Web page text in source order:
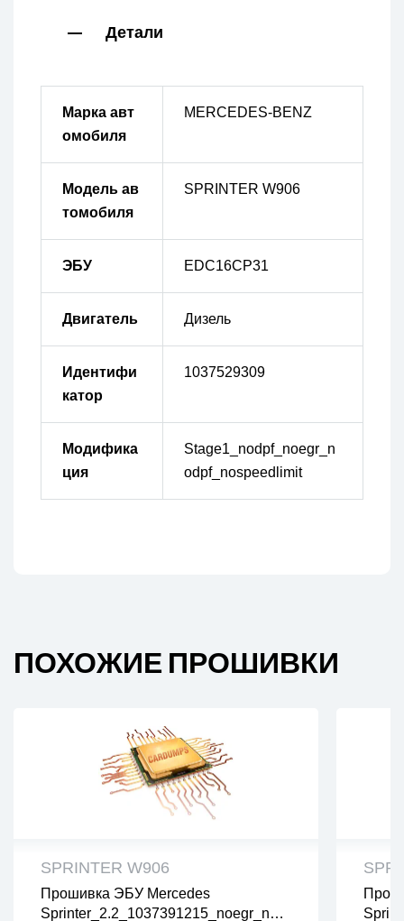
Детали
Марка авт
омобиля
MERCEDES-BENZ
Модель ав
томобиля
SPRINTER W906
ЭБУ EDC16CP31
Двигатель Дизель
Идентифи
катор
1037529309
Модифика
ция
Stage1_nodpf_noegr_n
odpf_nospeedlimit
ПОХОЖИЕ ПРОШИВКИ
SPRINTER W906
Прошивка ЭБУ Mercedes
Sprinter_2.2_1037391215_noegr_nod
все файлы проверены на вирусы
все файлы в архивах zip или rar
все
все